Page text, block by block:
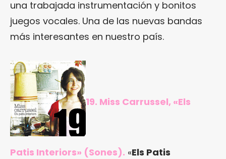
una trabajada instrumentación y bonitos
juegos vocales. Una de las nuevas bandas
más interesantes en nuestro país.
19. Miss Carrussel, «Els
Patis Interiors» (Sones). «Els Patis